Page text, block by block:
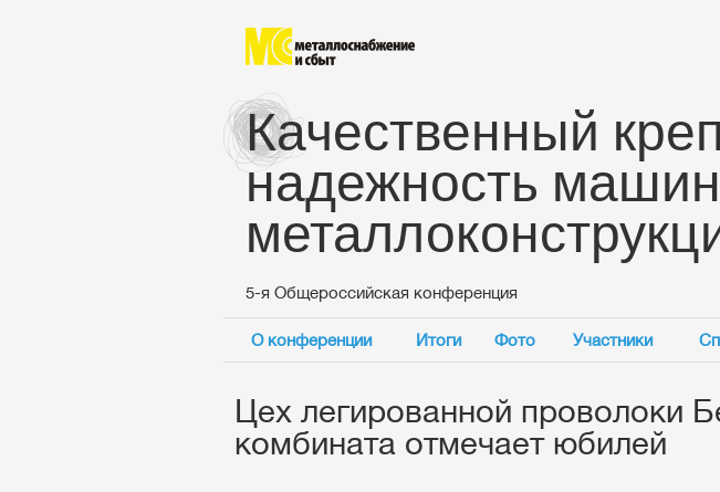
Качественный
надежность
5-я Общероссийская конференция
О конференции Итоги Фото Участники
Цех легированной проволоки
комбината отмечает юбилей